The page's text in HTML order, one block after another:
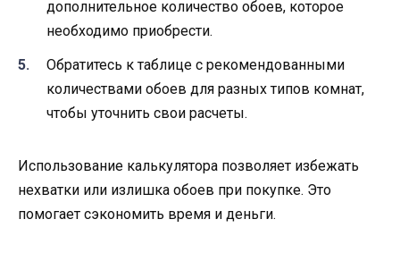
дополнительное количество обоев, которое
необходимо приобрести.
Обратитесь к таблице с рекомендованными
количествами обоев для разных типов комнат,
чтобы уточнить свои расчеты.
Использование калькулятора позволяет избежать
нехватки или излишка обоев при покупке. Это
помогает сэкономить время и деньги.